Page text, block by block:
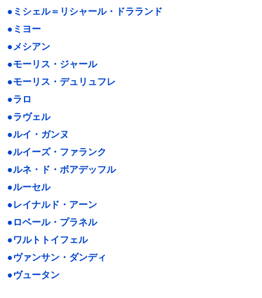
●ミシェル＝リシャール・ドラランド
●ミヨー
●メシアン
●モーリス・ジャール
●モーリス・デュリュフレ
●ラロ
●ラヴェル
●ルイ・ガンヌ
●ルイーズ・ファランク
●ルネ・ド・ボアデッフル
●ルーセル
●レイナルド・アーン
●ロベール・プラネル
●ワルトトイフェル
●ヴァンサン・ダンディ
●ヴュータン